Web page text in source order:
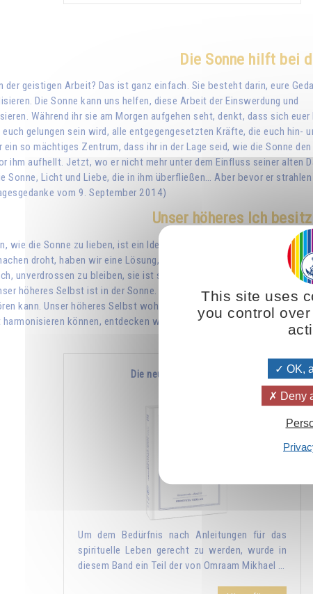
Die Sonne hilft bei
geistigen Arbeit? Das ist ganz einfach. Sie besteht darin, eure
Die Sonne kann uns helfen, diese Arbeit der Einswerdung und
Während ihr sie am Morgen aufgehen seht, denkt, dass sich
gelungen sein wird, alle entgegengesetzten Kräfte, die euch
so mächtiges Zentrum, dass ihr in der Lage seid, wie die Sonne
ihm aufhellt. Jetzt, wo er nicht mehr unter dem Einfluss seiner alten
Sonne, Licht und Liebe, die in ihm überfließen… Aber bevor er
vom 9. September 2014)
Unser höheres Ich
wie die Sonne zu lieben, ist ein Ideal, um das wir uns bemühen
droht, haben wir eine Lösung, um dies zu überwinden: Wir
unverdrossen zu bleiben, sie ist so weit weg, dass nichts sie
höheres Selbst ist in der Sonne. Indem wir zur Sonne schauen,
kann. Unser höheres Selbst wohnt in der Sonne, wo es an der
können, entdecken wir, dass der Schöpfer Schätze
Die neue Erde - Band 13
Um dem Bedürfnis nach Anleitungen für das
spirituelle Leben gerecht zu werden, wurde in
diesem Band ein Teil der von Omraam Mikhael …
This site uses
you control
OK,
Deny